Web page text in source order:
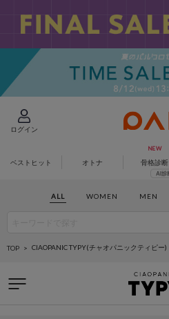
ログイン
ベストヒット オトナ 骨格診断
ALL WOMEN MEN
TOP CIAOPANIC TYPY(チャオパニックティピー)